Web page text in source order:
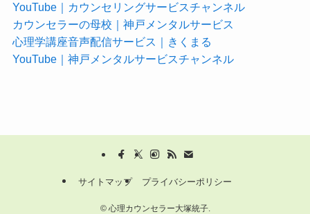
YouTube｜カウンセリングサービスチャンネル
カウンセラーの母校｜神戸メンタルサービス
心理学講座音声配信サービス｜きくまる
YouTube｜神戸メンタルサービスチャンネル
サイトマップ プライバシーポリシー
©心理カウンセラー大塚統子.